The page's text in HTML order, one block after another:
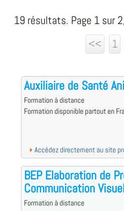
19 résultats. Page 1 sur
<<
1
Auxiliaire de Santé
Formation à distance
Formation disponible partout en
Accédez directement au site
BEP Elaboration de
Communication
Formation à distance